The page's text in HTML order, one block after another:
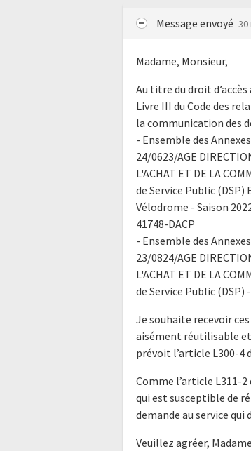
Message envoyé 30
Madame, Monsieur,
Au titre du droit
Livre III du Code des
la communication des
- Ensemble des
24/0623/AGE
L'ACHAT ET DE LA
de Service Public
Vélodrome - Saison
41748-DACP
- Ensemble des
23/0824/AGE
L'ACHAT ET DE LA
de Service Public (DSP)
Je souhaite recevoir
aisément réutilisable
prévoit l’article L300-4
Comme l’article L311-
qui est susceptible de
demande au service
Veuillez agréer,